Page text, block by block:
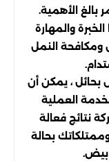
بالغ الأهمية.
والمهارة
ومكافحة النمل
بحائل ، يمكن أن
العملية
نتائج فعالة
بحالة